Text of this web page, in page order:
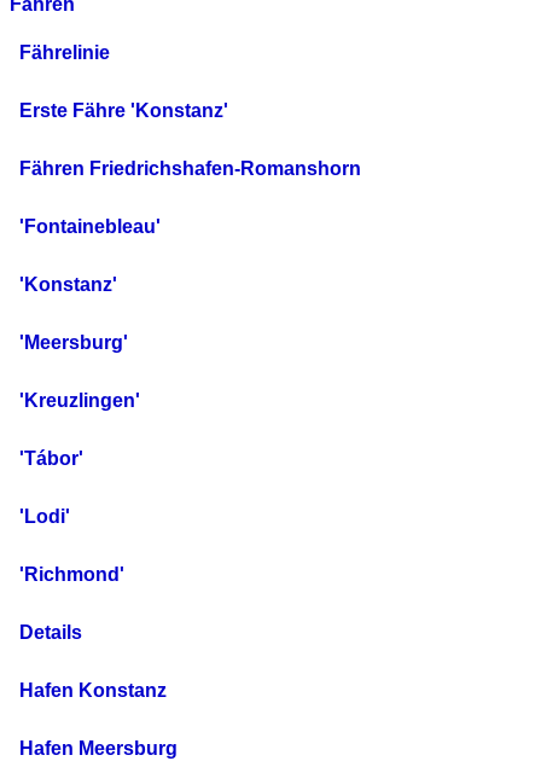
Fähren
Fährelinie
Erste Fähre 'Konstanz'
Fähren Friedrichshafen-Romanshorn
'Fontainebleau'
'Konstanz'
'Meersburg'
'Kreuzlingen'
'Tábor'
'Lodi'
'Richmond'
Details
Hafen Konstanz
Hafen Meersburg